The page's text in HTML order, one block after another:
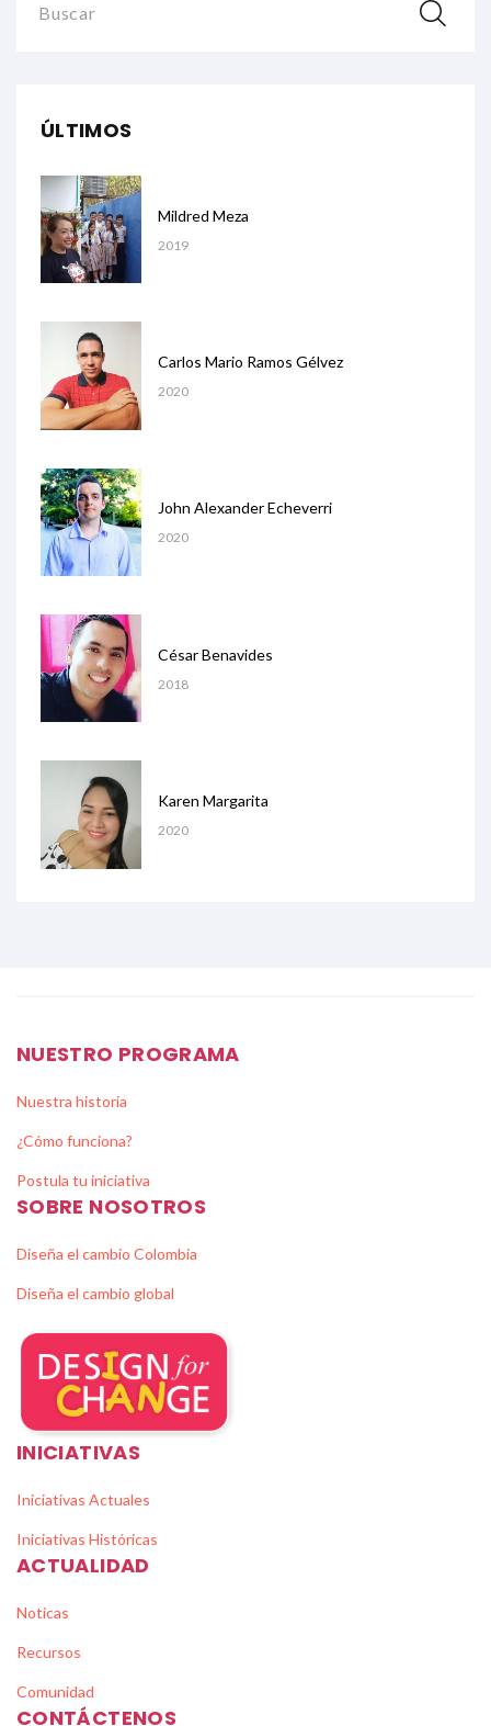
Buscar
ÚLTIMOS
Mildred Meza
2019
Carlos Mario Ramos Gélvez
2020
John Alexander Echeverri
2020
César Benavides
2018
Karen Margarita
2020
NUESTRO PROGRAMA
Nuestra historia
¿Cómo funciona?
Postula tu iniciativa
SOBRE NOSOTROS
Diseña el cambio Colombia
Diseña el cambio global
INICIATIVAS
Iniciativas Actuales
Iniciativas Históricas
ACTUALIDAD
Noticas
Recursos
Comunidad
CONTÁCTENOS